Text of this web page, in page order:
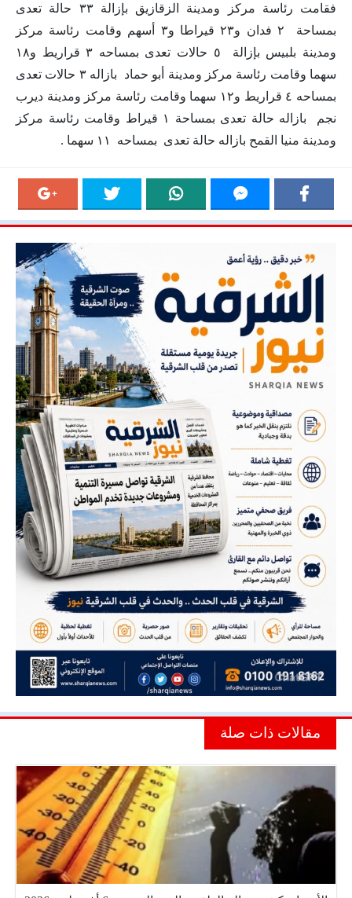
فقامت رئاسة مركز ومدينة الزقازيق بإزالة ٣٣ حالة تعدى
بمساحة ٢ فدان و٢٣ قيراطا و٣ أسهم وقامت رئاسة مركز
ومدينة بلبيس بإزالة ٥ حالات تعدى بمساحه ٣ قراريط و١٨
سهما وقامت رئاسة مركز ومدينة أبو حماد بازاله ٣ حالات تعدى
بمساحه ٤ قراريط و١٢ سهما وقامت رئاسة مركز ومدينة ديرب
نجم بازاله حالة تعدى بمساحة ١ قيراط وقامت رئاسة مركز
ومدينة منيا القمح بازاله حالة تعدى بمساحه ١١ سهما .
مقالات ذات صلة